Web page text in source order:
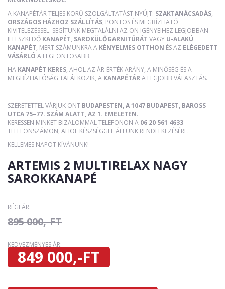
A KANAPÉTÁR TELJES KÖRŰ SZOLGÁLTATÁST NYÚJT: SZAKTANÁCSADÁS,
ORSZÁGOS HÁZHOZ SZÁLLÍTÁS, PONTOS ÉS MEGBÍZHATÓ
KIVITELEZÉSSEL. SEGÍTÜNK MEGTALÁLNI AZ ÖN IGÉNYEIHEZ LEGJOBBAN
ILLESZKEDŐ KANAPÉT, SAROKÜLŐGARNITÚRÁT VAGY U-ALAKÚ
KANAPÉT, MERT SZÁMUNKRA A KÉNYELMES OTTHON ÉS AZ ELÉGEDETT
VÁSÁRLÓ A LEGFONTOSABB.
HA KANAPÉT KERES, AHOL AZ ÁR-ÉRTÉK ARÁNY, A MINŐSÉG ÉS A
MEGBÍZHATÓSÁG TALÁLKOZIK, A KANAPÉTÁRA LEGJOBB VÁLASZTÁS.
SZERETETTEL VÁRJUK ÖNT BUDAPESTEN, A 1047 BUDAPEST, BAROSS
UTCA 75–77. SZÁM ALATT, AZ 1. EMELETEN.
KERESSEN MINKET BIZALOMMAL TELEFONON A 06 20 561 4633
TELEFONSZÁMON, AHOL KÉSZSÉGGEL ÁLLUNK RENDELKEZÉSÉRE.
KELLEMES NAPOT KÍVÁNUNK!
ARTEMIS 2 MULTIRELAX NAGY
SAROKKANAPÉ
RÉGI ÁR:
895 000,-FT
KEDVEZMÉNYES ÁR:
849 000,-FT